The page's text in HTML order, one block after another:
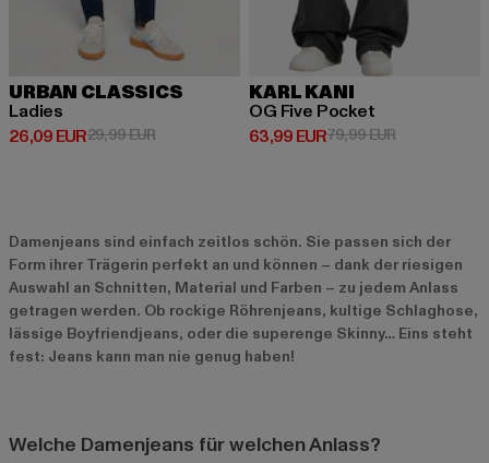
URBAN CLASSICS
Ladies
26,09 EUR
Derzeitiger Preis: 26,09 EUR
29,99 EURAktionspreis: 29,99 EUR
KARL KANI
OG Five Pocket
63,99 EUR
Derzeitiger Preis: 63,99 EUR
79,99 EURAktionspreis:
Damenjeans sind einfach zeitlos schön. Sie passen sich der
Form ihrer Trägerin perfekt an und können – dank der riesigen
Auswahl an Schnitten, Material und Farben – zu jedem Anlass
getragen werden. Ob rockige Röhrenjeans, kultige Schlaghose,
lässige Boyfriendjeans, oder die superenge Skinny… Eins steht
fest: Jeans kann man nie genug haben!
Welche Damenjeans für welchen Anlass?